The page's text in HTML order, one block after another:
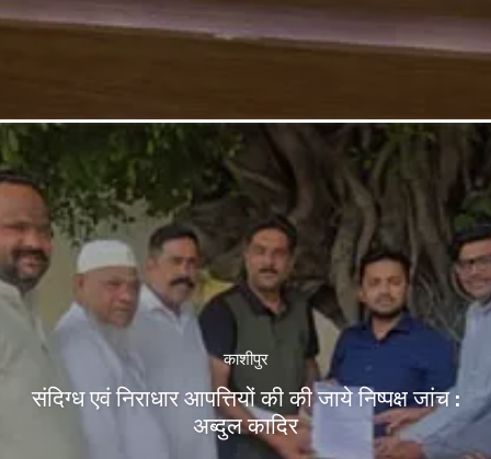
काशीपुर
संदिग्ध एवं निराधार आपत्तियों की की जाये निष्पक्ष जांच :
अब्दुल कादिर